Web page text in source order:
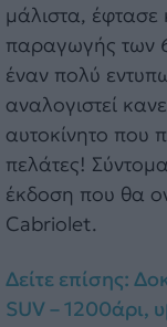
μάλιστα, έφτασε
παραγωγής των
έναν πολύ
αναλογιστεί
αυτοκίνητο που
πελάτες!
έκδοση που θα
Cabriolet.
Δείτε επίσης:
SUV – 1200άρι,